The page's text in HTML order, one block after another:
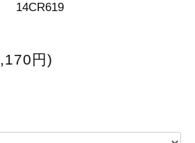
14CR619
円)